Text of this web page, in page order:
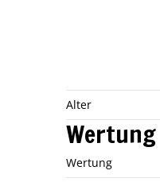
Alter
Wertung
Wertung